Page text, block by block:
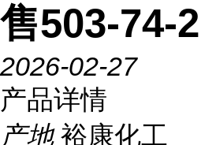
售503-74-2
2026-02-27
产品详情
产地 裕康化工